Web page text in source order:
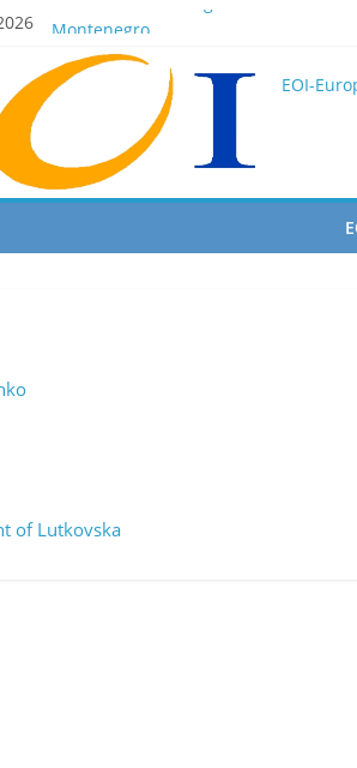
EOI-BOARD Meeting 04-2025
Montenegro
News for members of the EOI
EOI – General ASSEMBLY 2025 10 28
President Milkov participated in the
EOI-
of Lutkovska